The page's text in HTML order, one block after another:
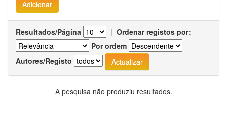
Resultados/Página | Ordenar registos por:
Por ordem
Autores/Registo
A pesquisa não produziu resultados.